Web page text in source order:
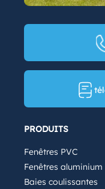
PRODUITS
Fenêtres PVC
Fenêtres aluminium
Baies coulissantes